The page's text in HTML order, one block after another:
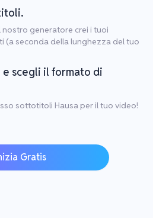
nostro generatore crei i tuoi
(a seconda della lunghezza del tuo
e scegli il formato di
sottotitoli Hausa per il tuo video!
Gratis